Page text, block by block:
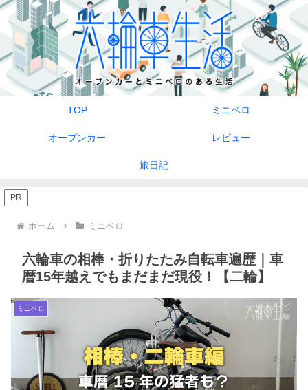
TOP ミニベロ
オープンカー レビュー
旅日記
PR
ホーム ミニベロ
六輪車の相棒・折りたたみ自転車遍歴｜車
暦15年越えでもまだまだ現役！【二輪】
ミニベロ